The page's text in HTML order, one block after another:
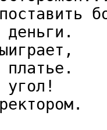
деньги.
платье.
угол!